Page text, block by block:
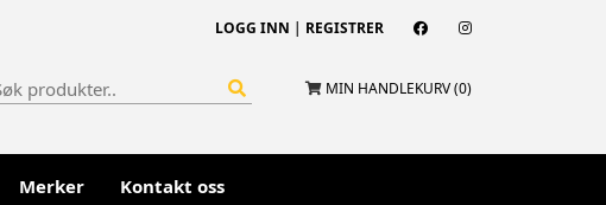
LOGG INN | REGISTRER
MIN HANDLEKURV (0)
Merker Kontakt oss